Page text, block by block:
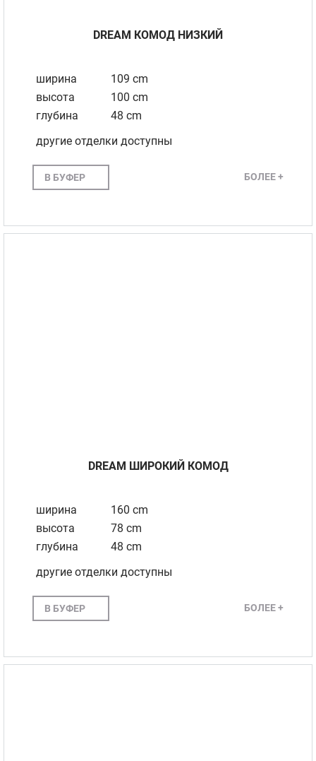
DREAM КОМОД НИЗКИЙ
ширина
109 cm
высота
100 cm
глубина
48 cm
другие отделки доступны
В БУФЕР БОЛЕЕ +
DREAM ШИРОКИЙ КОМОД
ширина
160 cm
высота
78 cm
глубина
48 cm
другие отделки доступны
В БУФЕР БОЛЕЕ +